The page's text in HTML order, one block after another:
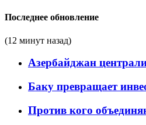
Последнее обновление
(12 минут назад)
Азербайджан
Баку превращает
Против кого